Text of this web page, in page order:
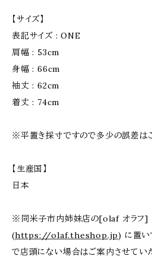
【サイズ】
表記サイズ : ONE
肩幅 : 53cm
身幅 : 66cm
袖丈 : 62cm
着丈 : 74cm
※平置き採寸ですので多少の誤差は
【生産国】
日本
※同米子市内姉妹店の[olaf オラフ]
(https://olaf.theshop.jp) に置い
で店頭にない場合はご案内させてい